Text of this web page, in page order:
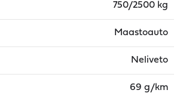
750/2500 kg
Maastoauto
Neliveto
69 g/km